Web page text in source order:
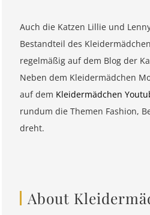
Auch die Katzen Lillie und
Bestandteil des
regelmäßig auf dem Blog der
Neben dem Kleidermädchen
auf dem Kleidermädchen
rundum die Themen Fashion,
dreht.
About